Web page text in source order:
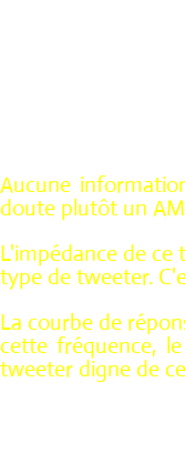
Aucune
doute plutôt un
L'impédance de
type de tweeter.
La courbe de
cette fréquence,
tweeter digne de